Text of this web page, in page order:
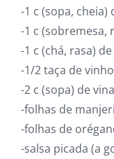
-1 c (sopa,
-1 c (sobremesa,
-1 c (chá, rasa)
-1/2 taça de
-2 c (sopa) de
-folhas de
-folhas de
-salsa picada (a